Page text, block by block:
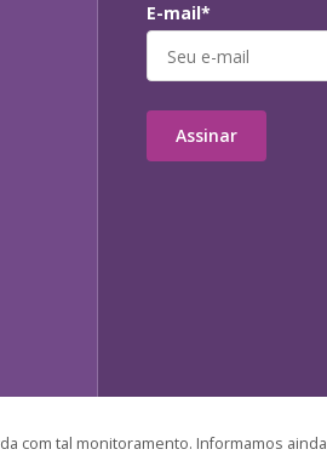
com tal monitoramento. Informamos ainda
E-mail*
Assinar